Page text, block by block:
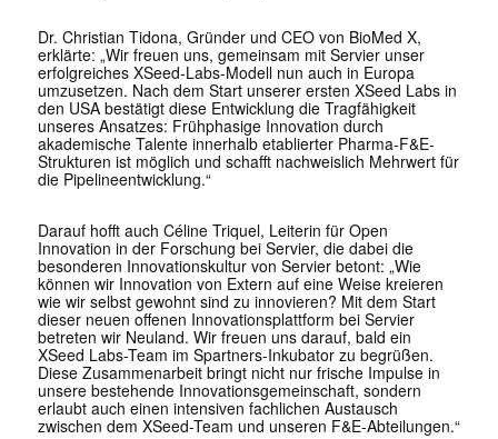
Dr. Christian Tidona, Gründer und CEO von BioMed X,
erklärte: „Wir freuen uns, gemeinsam mit Servier unser
erfolgreiches XSeed-Labs-Modell nun auch in Europa
umzusetzen. Nach dem Start unserer ersten XSeed Labs in
den USA bestätigt diese Entwicklung die Tragfähigkeit
unseres Ansatzes: Frühphasige Innovation durch
akademische Talente innerhalb etablierter Pharma-F&E-
Strukturen ist möglich und schafft nachweislich Mehrwert für
die Pipelineentwicklung.“
Darauf hofft auch Céline Triquel, Leiterin für Open
Innovation in der Forschung bei Servier, die dabei die
besonderen Innovationskultur von Servier betont: „Wie
können wir Innovation von Extern auf eine Weise kreieren
wie wir selbst gewohnt sind zu innovieren? Mit dem Start
dieser neuen offenen Innovationsplattform bei Servier
betreten wir Neuland. Wir freuen uns darauf, bald ein
XSeed Labs-Team im Spartners-Inkubator zu begrüßen.
Diese Zusammenarbeit bringt nicht nur frische Impulse in
unsere bestehende Innovationsgemeinschaft, sondern
erlaubt auch einen intensiven fachlichen Austausch
zwischen dem XSeed-Team und unseren F&E-Abteilungen.“